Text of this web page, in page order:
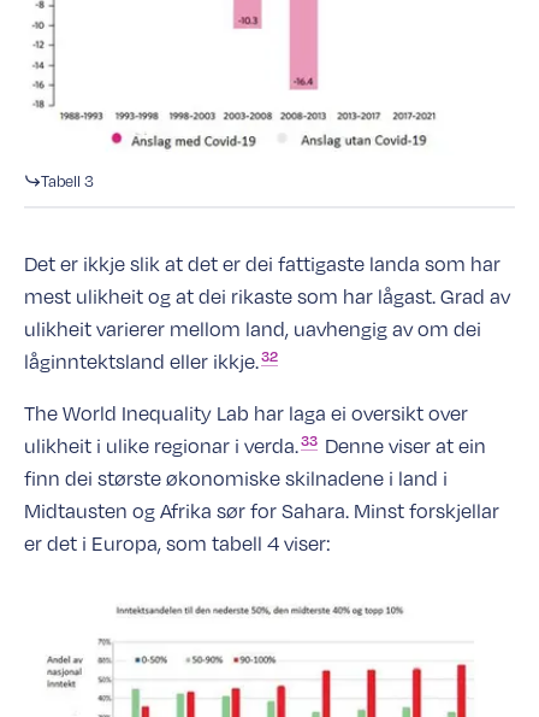
Tabell 3
Det er ikkje slik at det er dei fattigaste landa som har
mest ulikheit og at dei rikaste som har lågast. Grad av
ulikheit varierer mellom land, uavhengig av om dei
låginntektsland eller ikkje.32
The World Inequality Lab har laga ei oversikt over
ulikheit i ulike regionar i verda.33 Denne viser at ein
finn dei største økonomiske skilnadene i land i
Midtausten og Afrika sør for Sahara. Minst forskjellar
er det i Europa, som tabell 4 viser: